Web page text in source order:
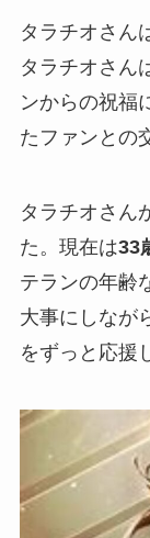
タラチオさん
タラチオさん
ンからの祝福
た ファンとの
タラチオさん
た。現在は33
テランの年齢
大事にしなが
をずっと応援